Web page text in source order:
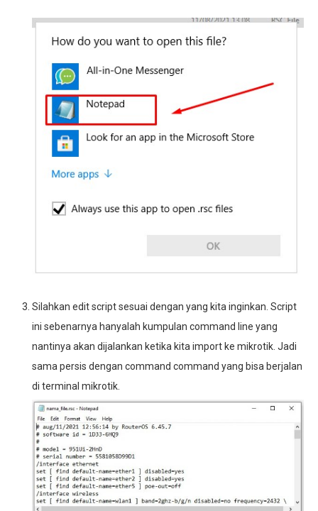
Silahkan edit script sesuai dengan yang kita inginkan. Script
ini sebenarnya hanyalah kumpulan command line yang
nantinya akan dijalankan ketika kita import ke mikrotik. Jadi
sama persis dengan command command yang bisa berjalan
di terminal mikrotik.